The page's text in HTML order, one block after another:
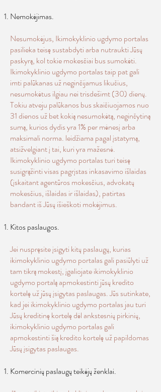
Nemokėjimas.
Nesumokėjus, Ikimokyklinio ugdymo portalas
pasilieka teisę sustabdyti arba nutraukti Jūsų
paskyrą, kol tokie mokesčiai bus sumokėti.
Ikimokyklinio ugdymo portalas taip pat gali
imti palūkanas už neginčijamus likučius,
nesumokėtus ilgiau nei trisdešimt (30) dienų.
Tokiu atveju palūkanos bus skaičiuojamos nuo
31 dienos už bet kokią nesumokėtą, neginčytiną
sumą, kurios dydis yra 1% per mėnesį arba
maksimali norma. leidžiama pagal įstatymą,
atsižvelgiant į tai, kuri yra mažesnė.
Ikimokyklinio ugdymo portalas turi teisę
susigrąžinti visas pagrįstas inkasavimo išlaidas
(įskaitant agentūros mokesčius, advokatų
mokesčius, išlaidas ir išlaidas), patirtas
bandant iš Jūsų išieškoti mokėjimus.
Kitos paslaugos.
Jei nuspręsite įsigyti kitų paslaugų, kurias
ikimokyklinio ugdymo portalas gali pasiūlyti už
tam tikrą mokestį, įgaliojate ikimokyklinio
ugdymo portalą apmokestinti jūsų kredito
kortelę už jūsų įsigytas paslaugas. Jūs sutinkate,
kad jei ikimokyklinio ugdymo portalas jau turi
Jūsų kreditinę kortelę dėl ankstesnių pirkinių,
ikimokyklinio ugdymo portalas gali
apmokestinti šią kredito kortelę už papildomas
Jūsų įsigytas paslaugas.
Komercinių paslaugų teikėjų ženklai.